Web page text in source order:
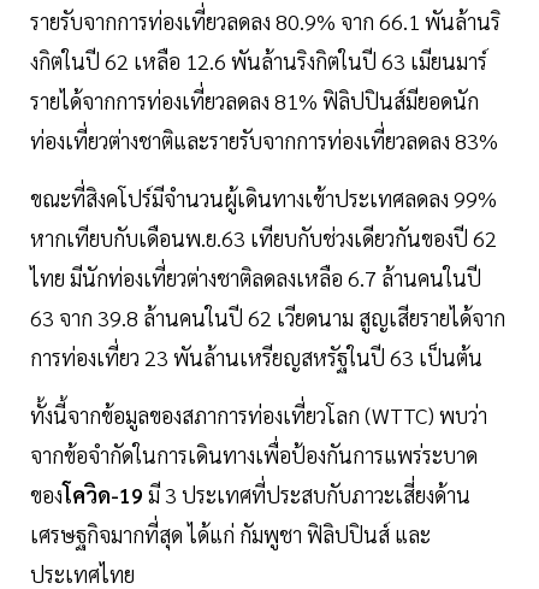
รายรับจากการท่องเที่ยวลดลง 80.9% จาก 66.1 พันล้านริ
งกิตในปี 62 เหลือ 12.6 พันล้านริงกิตในปี 63 เมียนมาร์
รายได้จากการท่องเที่ยวลดลง 81% ฟิลิปปินส์มียอดนัก
ท่องเที่ยวต่างชาติและรายรับจากการท่องเที่ยวลดลง 83%
ขณะที่สิงคโปร์มีจำนวนผู้เดินทางเข้าประเทศลดลง 99%
หากเทียบกับเดือนพ.ย.63 เทียบกับช่วงเดียวกันของปี 62
ไทย มีนักท่องเที่ยวต่างชาติลดลงเหลือ 6.7 ล้านคนในปี
63 จาก 39.8 ล้านคนในปี 62 เวียดนาม สูญเสียรายได้จาก
การท่องเที่ยว 23 พันล้านเหรียญสหรัฐในปี 63 เป็นต้น
ทั้งนี้จากข้อมูลของสภาการท่องเที่ยวโลก (WTTC) พบว่า
จากข้อจำกัดในการเดินทางเพื่อป้องกันการแพร่ระบาด
ของโควิด-19 มี 3 ประเทศที่ประสบกับภาวะเสี่ยงด้าน
เศรษฐกิจมากที่สุด ได้แก่ กัมพูชา ฟิลิปปินส์ และ
ประเทศไทย